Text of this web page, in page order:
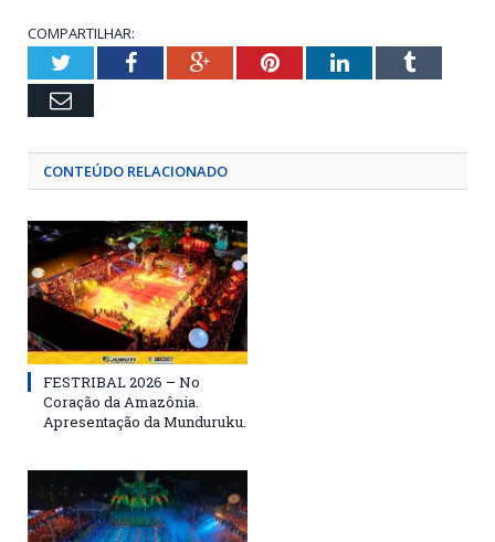
COMPARTILHAR:
TwitterFacebookGoogle+PinterestLinkedInTumblr
Email
CONTEÚDO RELACIONADO
FESTRIBAL 2026 – No
Coração da Amazônia.
Apresentação da Munduruku.